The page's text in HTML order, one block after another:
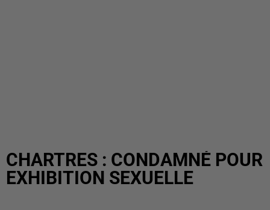
CHARTRES : CONDAMNÉ POUR
EXHIBITION SEXUELLE